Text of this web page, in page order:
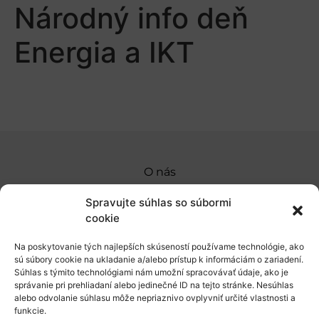
Spravujte súhlas so súbormi
cookie
Na poskytovanie tých najlepších skúseností používame technológie, ako
sú súbory cookie na ukladanie a/alebo prístup k informáciám o zariadení.
Súhlas s týmito technológiami nám umožní spracovávať údaje, ako je
správanie pri prehliadaní alebo jedinečné ID na tejto stránke. Nesúhlas
alebo odvolanie súhlasu môže nepriaznivo ovplyvniť určité vlastnosti a
funkcie.
Národný info deň
Energia a IKT
O nás
Naše služby
Financovanie a podpora
Stáže a pobyty
Novinky